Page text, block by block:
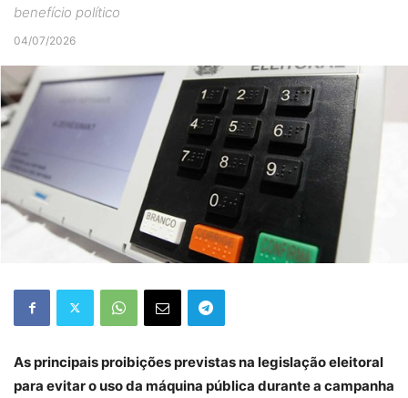
benefício político
04/07/2026
As principais proibições previstas na legislação eleitoral
para evitar o uso da máquina pública durante a campanha